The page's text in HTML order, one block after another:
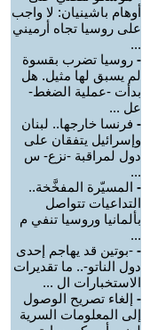
أوهام باشينيان: لا واجب
على روسيا تجاه أرميني
...
- روسيا تضرب بقسوة
لم يسبق لها مثيل. هل
بدأت -عملية الضغط-
عل ...
- فرنسا خارجها.. لبنان
وإسرائيل يتفقان على
دول لمراقبة -نزع- س
...
- المسيّرة المفخَّخة..
التداعيات تتواصل
بألمانيا وروسيا تنفي م
...
- -بوتين قد يهاجم إحدى
دول الناتو-.. ما تقديرات
الاستخبارات ال ...
- إلغاء تصريح الوصول
إلى المعلومات السرية